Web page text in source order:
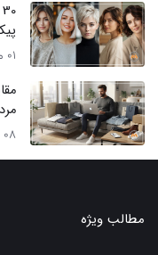
01 مرداد 1405
08 مرداد 1405
مطالب ویژه